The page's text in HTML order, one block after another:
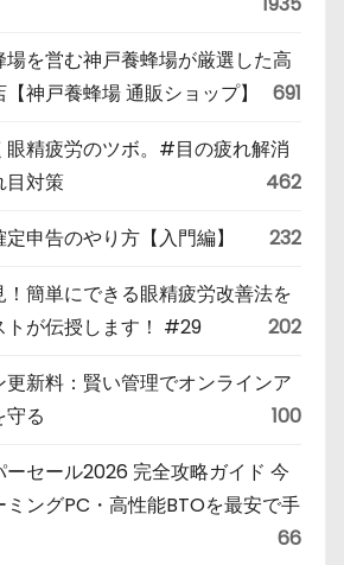
を営む神戸養蜂場が厳選した高
神戸養蜂場 通販ショップ】
691
眼精疲労のツボ。#目の疲れ解消
対策
462
申告のやり方【入門編】 232
！簡単にできる眼精疲労改善法を
トが伝授します！ #29
202
新料：賢い管理でオンラインア
守る
100
ーセール2026 完全攻略ガイド 今
ミングPC・高性能BTOを最安で手
66